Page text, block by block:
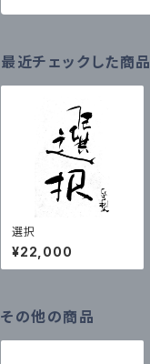
最近チェックした商品
選択
¥22,000
その他の商品